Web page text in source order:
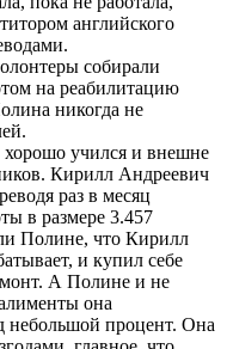
английского
собирали
на реабилитацию
никогда не
учился и внешне
Кирилл Андреевич
раз в месяц
в размере 3.457
Полине, что Кирилл
и купил себе
А Полине и не
она
небольшой процент. Она